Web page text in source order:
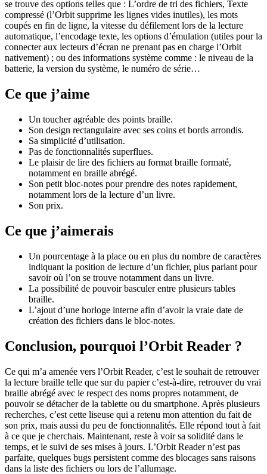
se trouve des options telles que : L’ordre de tri des fichiers, Texte
compressé (l’Orbit supprime les lignes vides inutiles), les mots
coupés en fin de ligne, la vitesse du défilement lors de la lecture
automatique, l’encodage texte, les options d’émulation (utiles pour la
connecter aux lecteurs d’écran ne prenant pas en charge l’Orbit
nativement) ; ou des informations système comme : le niveau de la
batterie, la version du système, le numéro de série…
Ce que j’aime
Un toucher agréable des points braille.
Son design rectangulaire avec ses coins et bords arrondis.
Sa simplicité d’utilisation.
Pas de fonctionnalités superflues.
Le plaisir de lire des fichiers au format braille formaté,
notamment en braille abrégé.
Son petit bloc-notes pour prendre des notes rapidement,
notamment lors de la lecture d’un livre.
Son prix.
Ce que j’aimerais
Un pourcentage à la place ou en plus du nombre de caractères
indiquant la position de lecture d’un fichier, plus parlant pour
savoir où l’on se trouve notamment dans un livre.
La possibilité de pouvoir basculer entre plusieurs tables
braille.
L’ajout d’une horloge interne afin d’avoir la vraie date de
création des fichiers dans le bloc-notes.
Conclusion, pourquoi l’Orbit Reader ?
Ce qui m’a amenée vers l’Orbit Reader, c’est le souhait de retrouver
la lecture braille telle que sur du papier c’est-à-dire, retrouver du vrai
braille abrégé avec le respect des noms propres notamment, de
pouvoir se détacher de la tablette ou du smartphone. Après plusieurs
recherches, c’est cette liseuse qui a retenu mon attention du fait de
son prix, mais aussi du peu de fonctionnalités. Elle répond tout à fait
à ce que je cherchais. Maintenant, reste à voir sa solidité dans le
temps, et le suivi de ses mises à jours. L’Orbit Reader n’est pas
parfaite, quelques bugs persistent comme des blocages sans raisons
dans la liste des fichiers ou lors de l’allumage.